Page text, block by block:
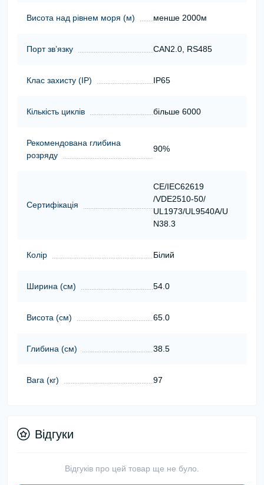
Висота над рівнем моря (м) менше 2000м
Порт зв’язку CAN2.0, RS485
Клас захисту (ІР) IP65
Кількість циклів більше 6000
Рекомендована глибина
розряду
90%
Сертифікація
CE/IEC62619
/VDE2510-50/
UL1973/UL9540A/U
N38.3
Колір Білий
Ширина (см) 54.0
Висота (см) 65.0
Глибина (см) 38.5
Вага (кг) 97
Відгуки
Відгуків про цей товар ще не було.